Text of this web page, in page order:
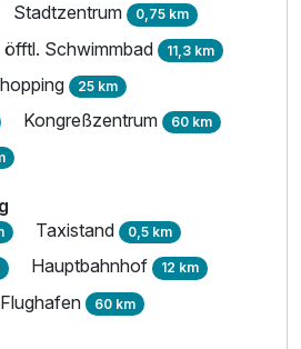
Stadtzentrum 0,75 km
öfftl. Schwimmbad 11,3 km
25 km
Kongreßzentrum 60 km
Taxistand 0,5 km
Hauptbahnhof 12 km
Flughafen 60 km